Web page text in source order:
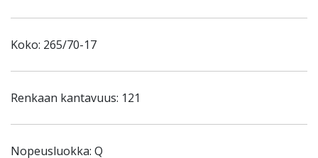
Koko: 265/70-17
Renkaan kantavuus: 121
Nopeusluokka: Q